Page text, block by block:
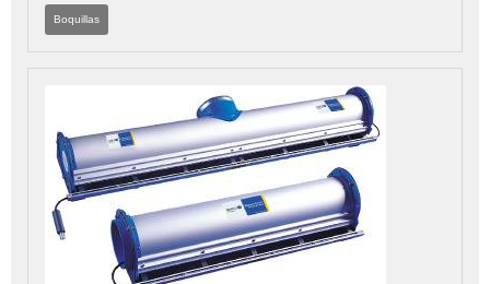
Boquillas